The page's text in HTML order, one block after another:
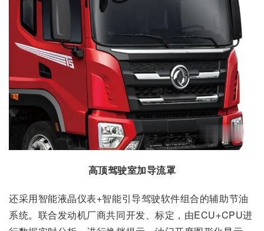
高顶驾驶室加导流罩
还采用智能液晶仪表+智能引导驾驶软件组合的辅助节油
系统。联合发动机厂商共同开发、标定，由ECU+CPU进